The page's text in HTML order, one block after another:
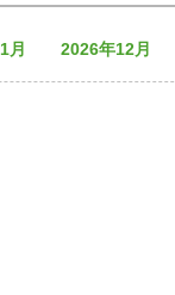
月 2026年12月